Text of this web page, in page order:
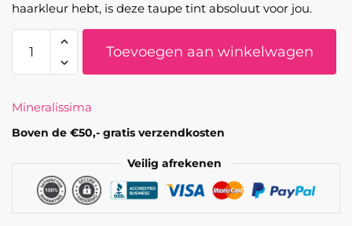
haarkleur hebt, is deze taupe tint absoluut voor jou.
Mineralissima
Compacte
Medium
aantal
Toevoegen aan winkelwagen
Mineralissima
Boven de €50,- gratis verzendkosten
Veilig afrekenen